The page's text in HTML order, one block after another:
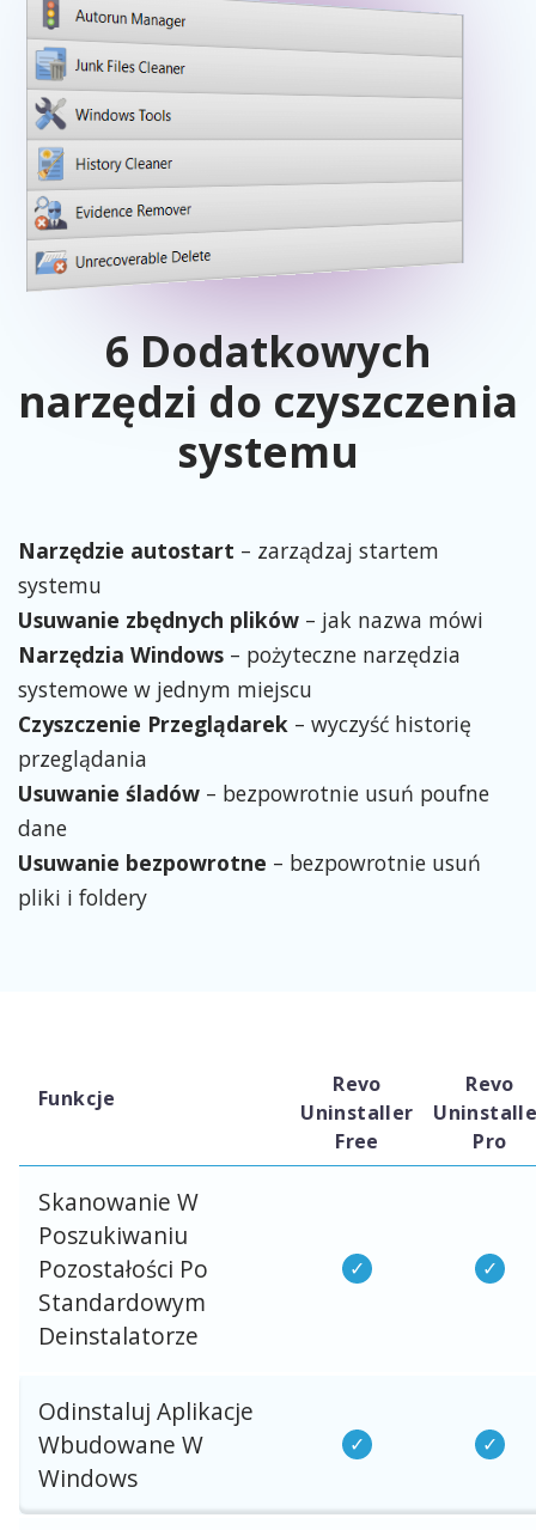
6 Dodatkowych
narzędzi do czyszczenia
systemu
Narzędzie autostart – zarządzaj startem
systemu
Usuwanie zbędnych plików – jak nazwa mówi
Narzędzia Windows – pożyteczne narzędzia
systemowe w jednym miejscu
Czyszczenie Przeglądarek – wyczyść historię
przeglądania
Usuwanie śladów – bezpowrotnie usuń poufne
dane
Usuwanie bezpowrotne – bezpowrotnie usuń
pliki i foldery
Funkcje
Revo
Uninstaller
Free
Revo
Pro
Skanowanie W
Poszukiwaniu
Pozostałości Po
Standardowym
Deinstalatorze
Odinstaluj Aplikacje
Wbudowane W
Windows